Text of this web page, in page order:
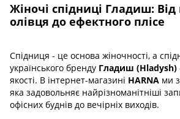
Жіночі спідниці Гладиш:
олівця до ефектного плісе
Спідниця - це основа жіночності, а
українського бренду Гладиш (Hladysh)
якості. В інтернет-магазині HARNA ми
яка задовольняє найрізноманітніші
офісних буднів до вечірніх виходів.